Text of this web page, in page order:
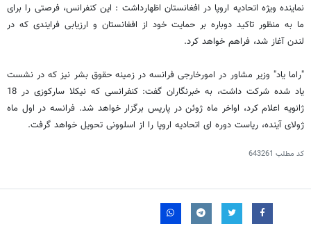
نماینده ویژه اتحادیه اروپا در افغانستان اظهارداشت : این کنفرانس، فرصتی را برای
ما به منظور تاکید دوباره بر حمایت خود از افغانستان و ارزیابی فرایندی که در
لندن آغاز شد، فراهم خواهد کرد.
"راما یاد" وزیر مشاور در امورخارجی فرانسه در زمینه حقوق بشر نیز که در نشست
یاد شده شرکت داشت، به خبرنگاران گفت: کنفرانسی که نیکلا سارکوزی در 18
ژانویه اعلام کرد، اواخر ماه ژوئن در پاریس برگزار خواهد شد. فرانسه در اول ماه
ژولای آینده، ریاست دوره ای اتحادیه اروپا را از اسلوونی تحویل خواهد گرفت.
کد مطلب 643261